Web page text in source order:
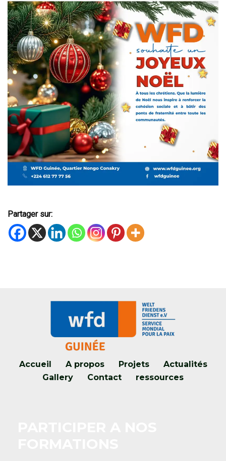
Partager sur:
Accueil A propos Projets
Actualités
Gallery
Contact ressources